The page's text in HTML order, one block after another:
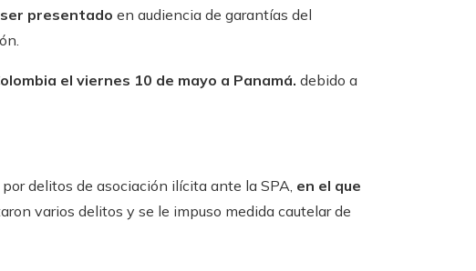
presentado en audiencia de garantías del
el viernes 10 de mayo a Panamá. debido a
delitos de asociación ilícita ante la SPA, en el que
varios delitos y se le impuso medida cautelar de